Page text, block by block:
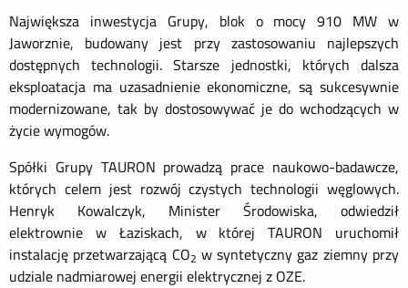
Największa inwestycja Grupy, blok o mocy 910 MW w
Jaworznie, budowany jest przy zastosowaniu najlepszych
dostępnych technologii. Starsze jednostki, których dalsza
eksploatacja ma uzasadnienie ekonomiczne, są sukcesywnie
modernizowane, tak by dostosowywać je do wchodzących w
życie wymogów.
Spółki Grupy TAURON prowadzą prace naukowo-badawcze,
których celem jest rozwój czystych technologii węglowych.
Henryk Kowalczyk, Minister Środowiska, odwiedził
elektrownie w Łaziskach, w której TAURON uruchomił
instalację przetwarzającą CO2 w syntetyczny gaz ziemny przy
udziale nadmiarowej energii elektrycznej z OZE.